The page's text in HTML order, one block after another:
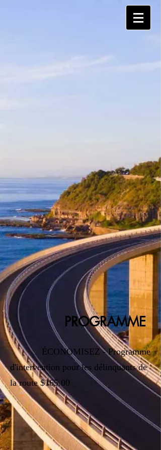
PROGRAMME
ÉCONOMISEZ - Programme
d'intervention pour les délinquants de
la route $165.00